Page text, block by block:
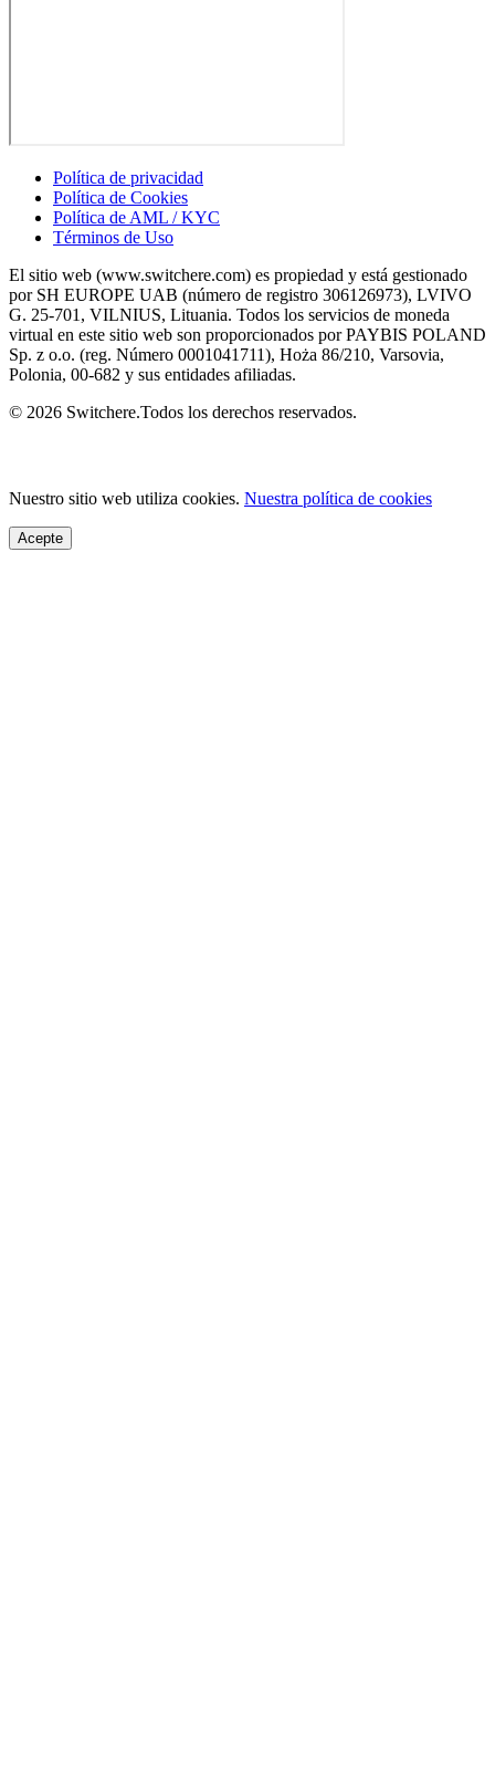
Política de privacidad
Política de Cookies
Política de AML / KYC
Términos de Uso
El sitio web (www.switchere.com) es propiedad y está gestionado
por SH EUROPE UAB (número de registro 306126973), LVIVO
G. 25-701, VILNIUS, Lituania. Todos los servicios de moneda
virtual en este sitio web son proporcionados por PAYBIS POLAND
Sp. z o.o. (reg. Número 0001041711), Hoża 86/210, Varsovia,
Polonia, 00-682 y sus entidades afiliadas.
© 2026 Switchere.Todos los derechos reservados.
Nuestro sitio web utiliza cookies. Nuestra política de cookies
Acepte